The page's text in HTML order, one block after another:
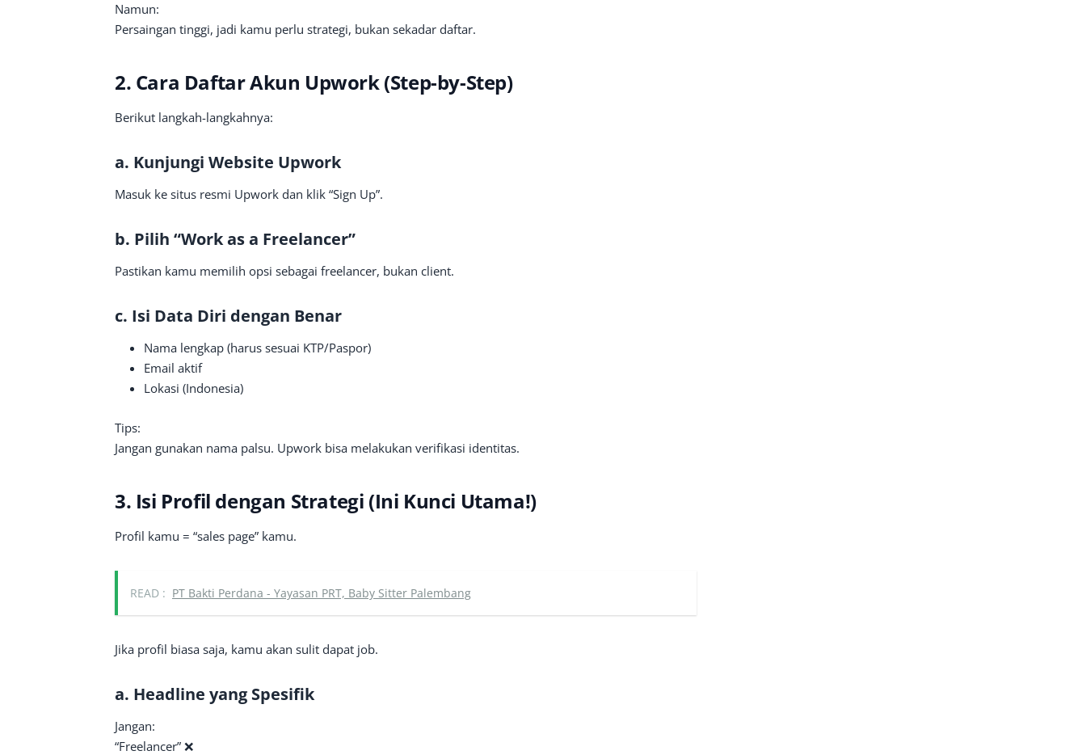
Namun:
Persaingan tinggi, jadi kamu perlu strategi, bukan sekadar daftar.
2. Cara Daftar Akun Upwork (Step-by-Step)
Berikut langkah-langkahnya:
a. Kunjungi Website Upwork
Masuk ke situs resmi Upwork dan klik “Sign Up”.
b. Pilih “Work as a Freelancer”
Pastikan kamu memilih opsi sebagai freelancer, bukan client.
c. Isi Data Diri dengan Benar
Nama lengkap (harus sesuai KTP/Paspor)
Email aktif
Lokasi (Indonesia)
Tips:
Jangan gunakan nama palsu. Upwork bisa melakukan verifikasi identitas.
3. Isi Profil dengan Strategi (Ini Kunci Utama!)
Profil kamu = “sales page” kamu.
READ : PT Bakti Perdana - Yayasan PRT, Baby Sitter Palembang
Jika profil biasa saja, kamu akan sulit dapat job.
a. Headline yang Spesifik
Jangan:
“Freelancer” ❌